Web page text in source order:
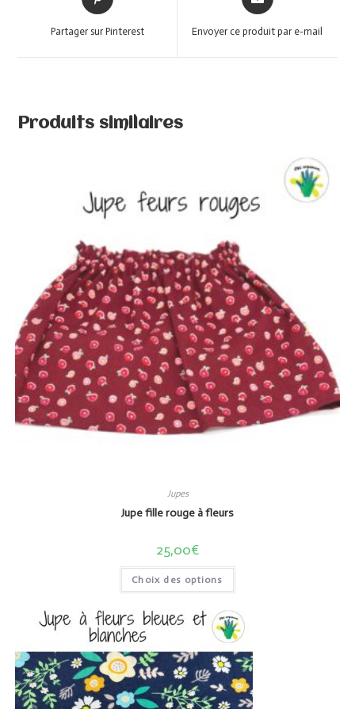
Partager sur Pinterest Envoyer ce produit par e-mail
Produits similaires
Jupes
Jupe fille rouge à fleurs
25,00€
Choix des options